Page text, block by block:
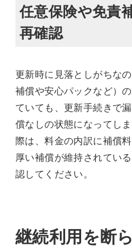
任意保険や免責
再確認
更新時に見落としがちな
補償や安心パックなど）
ていても、更新手続きで
償なしの状態になってし
際は、料金の内訳に補償
厚い補償が維持されてい
認してください。
継続利用を断